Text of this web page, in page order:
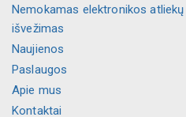
Nemokamas elektronikos atliekų
išvežimas
Naujienos
Paslaugos
Apie mus
Kontaktai